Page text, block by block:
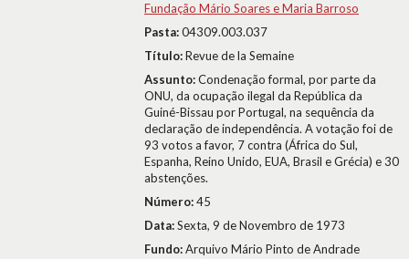
Fundação Mário Soares e Maria Barroso
Pasta:04309.003.037
Título:Revue de la Semaine
Assunto:Condenação formal, por parte da
ONU, da ocupação ilegal da República da
Guiné-Bissau por Portugal, na sequência da
declaração de independência. A votação foi de
93 votos a favor, 7 contra (África do Sul,
Espanha, Reino Unido, EUA, Brasil e Grécia) e 30
abstenções.
Número:45
Data:Sexta, 9 de Novembro de 1973
Fundo:Arquivo Mário Pinto de Andrade